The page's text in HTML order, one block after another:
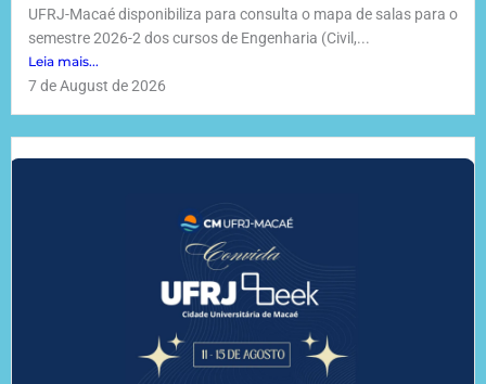
UFRJ-Macaé disponibiliza para consulta o mapa de salas para o
semestre 2026-2 dos cursos de Engenharia (Civil,...
Leia mais...
7 de August de 2026